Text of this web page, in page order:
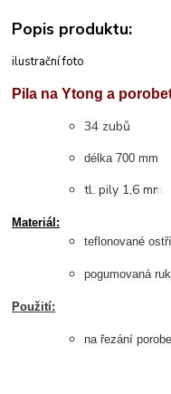
Popis produktu:
ilustrační foto
Pila na Ytong a
34 zubů
délka 700 mm
tl. pily 1,6 mm
Materiál:
teflonované ostří
pogumovaná
Použití:
na řezání